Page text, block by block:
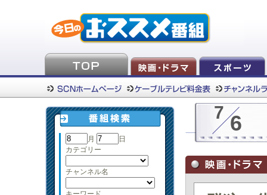
月
日
カテゴリー
チャンネル名
7 6